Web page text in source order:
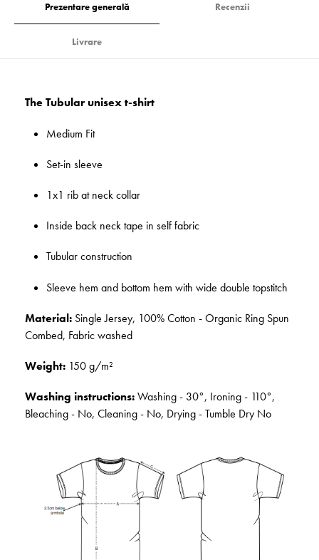
Prezentare generală Recenzii
Livrare
The Tubular unisex t-shirt
Medium Fit
Set-in sleeve
1x1 rib at neck collar
Inside back neck tape in self fabric
Tubular construction
Sleeve hem and bottom hem with wide double topstitch
Material: Single Jersey, 100% Cotton - Organic Ring Spun
Combed, Fabric washed
Weight: 150 g/m²
Washing instructions:Washing - 30°, Ironing - 110°,
Bleaching - No, Cleaning - No, Drying - Tumble Dry No